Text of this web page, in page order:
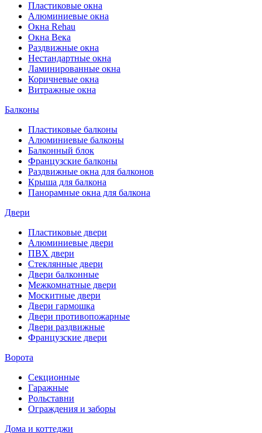
Пластиковые окна
Алюминиевые окна
Окна Rehau
Окна Века
Раздвижные окна
Нестандартные окна
Ламинированные окна
Коричневые окна
Витражные окна
Балконы
Пластиковые балконы
Алюминиевые балконы
Балконный блок
Французские балконы
Раздвижные окна для балконов
Крыша для балкона
Панорамные окна для балкона
Двери
Пластиковые двери
Алюминиевые двери
ПВХ двери
Стеклянные двери
Двери балконные
Межкомнатные двери
Москитные двери
Двери гармошка
Двери противопожарные
Двери раздвижные
Французские двери
Ворота
Секционные
Гаражные
Рольставни
Ограждения и заборы
Дома и коттеджи